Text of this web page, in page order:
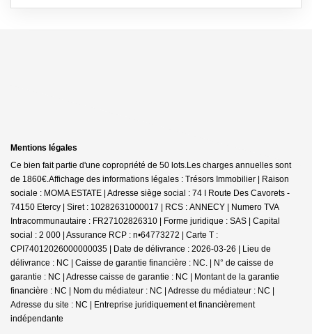
Mentions légales
Ce bien fait partie d'une copropriété de 50 lots.Les charges annuelles sont
de 1860€.Affichage des informations légales : Trésors Immobilier | Raison
sociale : MOMA ESTATE | Adresse siège social : 74 I Route Des Cavorets -
74150 Etercy | Siret : 10282631000017 | RCS : ANNECY | Numero TVA
Intracommunautaire : FR27102826310 | Forme juridique : SAS | Capital
social : 2 000 | Assurance RCP : n•64773272 | Carte T :
CPI74012026000000035 | Date de délivrance : 2026-03-26 | Lieu de
délivrance : NC | Caisse de garantie financière : NC. | N° de caisse de
garantie : NC | Adresse caisse de garantie : NC | Montant de la garantie
financière : NC | Nom du médiateur : NC | Adresse du médiateur : NC |
Adresse du site : NC | Entreprise juridiquement et financièrement
indépendante